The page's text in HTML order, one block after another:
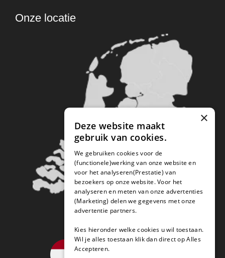
Onze locatie
×
Deze website maakt
gebruik van cookies.
We gebruiken cookies voor de
(functionele)werking van onze website en
voor het analyseren(Prestatie) van
bezoekers op onze website. Voor het
analyseren en meten van onze advertenties
(Marketing) delen we gegevens met onze
advertentie partners.
Kies hieronder welke cookies u wil toestaan.
Wil je alles toestaan klik dan direct op Alles
Accepteren.